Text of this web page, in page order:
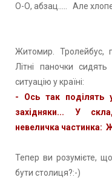
О-О, абзац..... Але
Житомир. Тролейбус,
Літні паночки
ситуацію у країні:
- Ось так поділять
західняки... У
невеличка частинка:
Тепер ви розумієте,
бути столиця?:-)